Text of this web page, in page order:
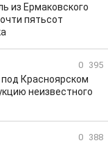
из Ермаковского
пятьсот
0 395
Красноярском
неизвестного
0 388